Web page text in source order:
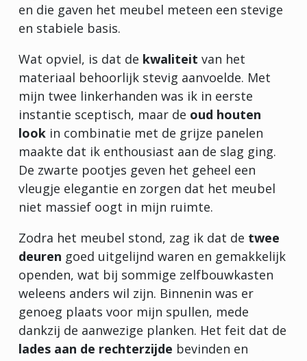
en die gaven het meubel meteen een stevige
en stabiele basis.
Wat opviel, is dat de kwaliteit van het
materiaal behoorlijk stevig aanvoelde. Met
mijn twee linkerhanden was ik in eerste
instantie sceptisch, maar de oud houten
look in combinatie met de grijze panelen
maakte dat ik enthousiast aan de slag ging.
De zwarte pootjes geven het geheel een
vleugje elegantie en zorgen dat het meubel
niet massief oogt in mijn ruimte.
Zodra het meubel stond, zag ik dat de twee
deuren goed uitgelijnd waren en gemakkelijk
openden, wat bij sommige zelfbouwkasten
weleens anders wil zijn. Binnenin was er
genoeg plaats voor mijn spullen, mede
dankzij de aanwezige planken. Het feit dat de
lades aan de rechterzijde bevinden en